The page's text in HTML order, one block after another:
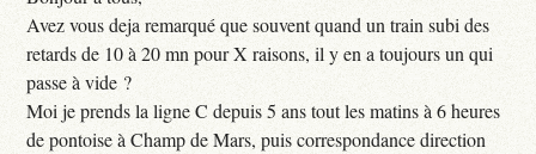
Avez vous deja remarqué que souvent quand un train subi des
retards de 10 à 20 mn pour X raisons, il y en a toujours un qui
passe à vide ?
Moi je prends la ligne C depuis 5 ans tout les matins à 6 heures
de pontoise à Champ de Mars, puis correspondance direction